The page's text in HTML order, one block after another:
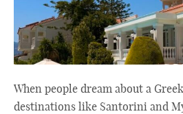
When people dream about a
destinations like Santorini and